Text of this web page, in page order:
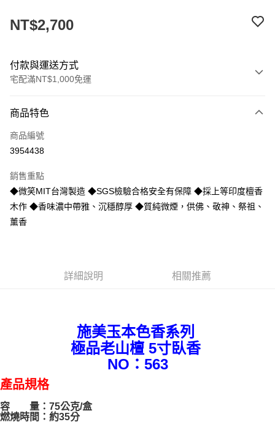
NT$2,700
付款與運送方式
宅配滿NT$1,000免運
信用卡一次付款
LINE Pay
悠遊付
運送方式
貨到付現給宅配司機 (大家電需貨到付款服務 請電洽0977103621)
商品特色
商品編號
3954438
銷售重點
◆微笑MIT台灣製造 ◆SGS檢驗合格安全有保障 ◆採上等印度檀香
木作 ◆香味濃中帶雅、沉穩醇厚 ◆質純微煙，供佛、敬神、祭祖、
薰香
詳細說明 相關推薦
施美玉本色香系列
極品老山檀 5寸臥香
NO：563
產品規格
容 量：75公克/盒
燃燒時間：約35分